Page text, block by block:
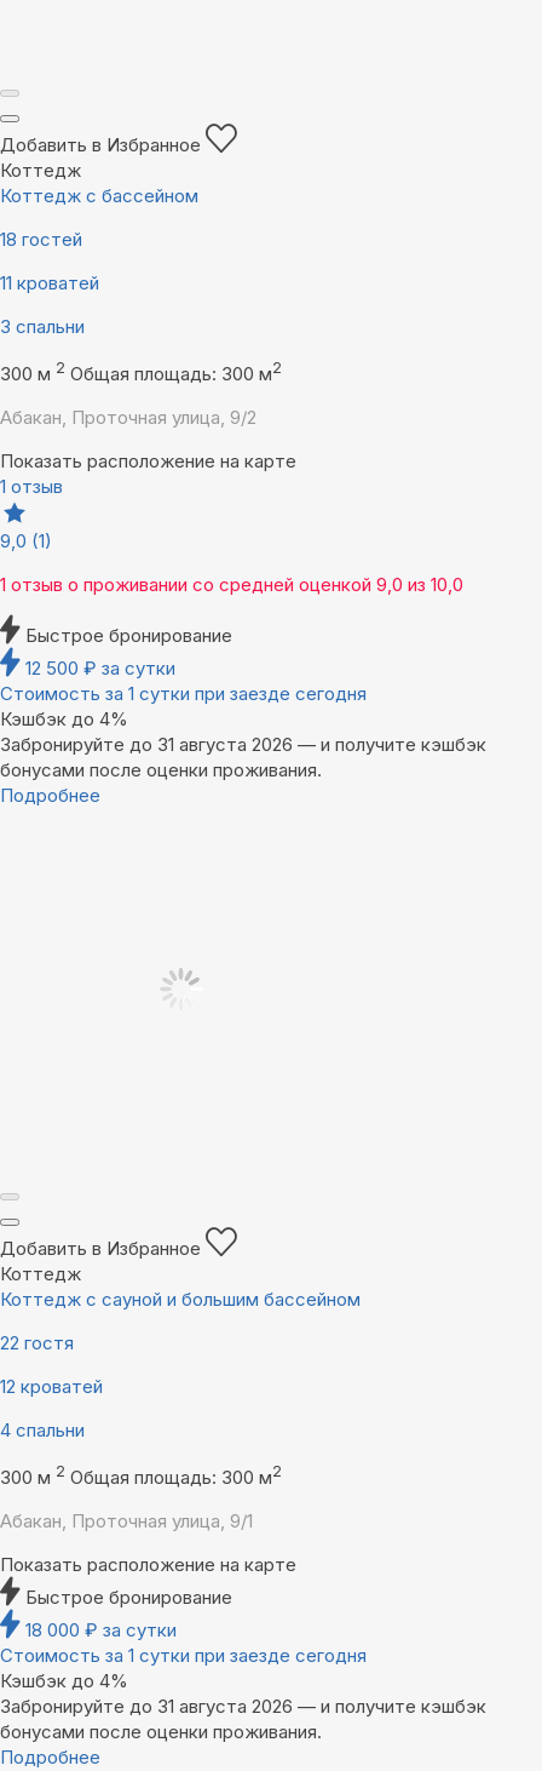
Добавить в Избранное
Коттедж
Коттедж с бассейном
18 гостей
11 кроватей
3 спальни
300 м 2 Общая площадь: 300 м2
Абакан, Проточная улица, 9/2
Показать расположение на карте
1 отзыв
9,0 (1)
1 отзыв о проживании со средней оценкой 9,0 из 10,0
Быстрое бронирование
12 500 ₽ за сутки
Стоимость за 1 сутки при заезде сегодня
Кэшбэк до 4%
Забронируйте до 31 августа 2026 — и получите кэшбэк
бонусами после оценки проживания.
Подробнее
Добавить в Избранное
Коттедж
Коттедж с сауной и большим бассейном
22 гостя
12 кроватей
4 спальни
300 м 2 Общая площадь: 300 м2
Абакан, Проточная улица, 9/1
Показать расположение на карте
Быстрое бронирование
18 000 ₽ за сутки
Стоимость за 1 сутки при заезде сегодня
Кэшбэк до 4%
Забронируйте до 31 августа 2026 — и получите кэшбэк
бонусами после оценки проживания.
Подробнее